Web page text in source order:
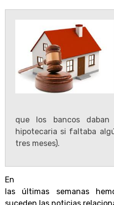
que los bancos
hipotecaria si faltaba
tres meses).
En
las últimas semanas